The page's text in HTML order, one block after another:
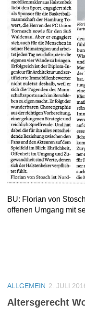
BU: Florian von
offenen Umgang mit
ALLGEMEIN 2. JULI
Altersgerecht